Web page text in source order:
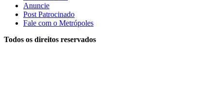
Anuncie
Post Patrocinado
Fale com o Metrópoles
Todos os direitos reservados